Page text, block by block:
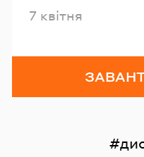
Опубліковано
7 квітня